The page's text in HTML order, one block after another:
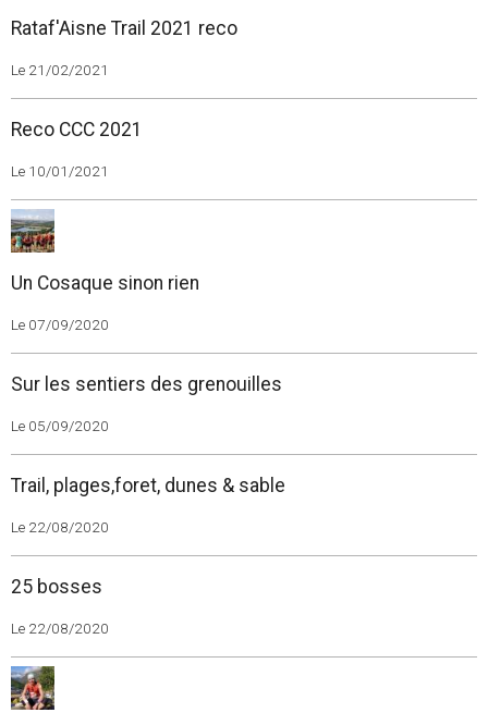
Rataf'Aisne Trail 2021 reco
Le 21/02/2021
Reco CCC 2021
Le 10/01/2021
Un Cosaque sinon rien
Le 07/09/2020
Sur les sentiers des grenouilles
Le 05/09/2020
Trail, plages,foret, dunes & sable
Le 22/08/2020
25 bosses
Le 22/08/2020